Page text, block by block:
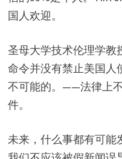
国人欢迎。
圣母大学技术伦理学教
命令并没有禁止美国人
不可能的。——法律上
件。
未来，什么事都有可能